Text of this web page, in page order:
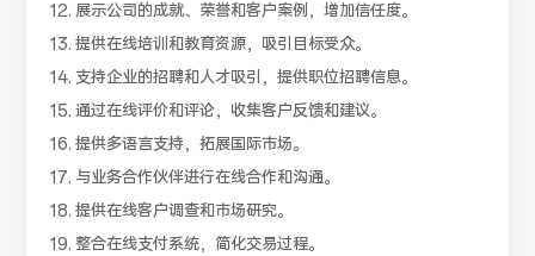
12. 展示公司的成就、荣誉和客户案例，增加信任度。
13. 提供在线培训和教育资源，吸引目标受众。
14. 支持企业的招聘和人才吸引，提供职位招聘信息。
15. 通过在线评价和评论，收集客户反馈和建议。
16. 提供多语言支持，拓展国际市场。
17. 与业务合作伙伴进行在线合作和沟通。
18. 提供在线客户调查和市场研究。
19. 整合在线支付系统，简化交易过程。